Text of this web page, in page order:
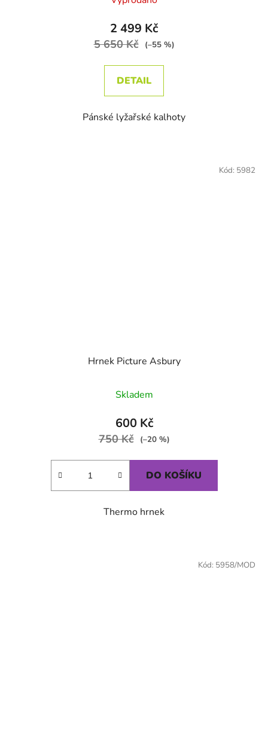
2 499 Kč
5 650 Kč (–55 %)
DETAIL
Pánské lyžařské kalhoty
Hrnek Picture Asbury
Skladem
600 Kč
750 Kč (–20 %)
DO KOŠÍKU
Thermo hrnek
Kód: 5982
Kód: 5958/MOD